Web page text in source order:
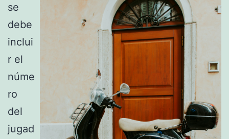
se
debe
inclui
r el
núme
ro
del
jugad